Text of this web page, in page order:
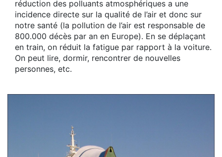
réduction des polluants atmosphériques a une
incidence directe sur la qualité de l’air et donc sur
notre santé (la pollution de l’air est responsable de
800.000 décès par an en Europe). En se déplaçant
en train, on réduit la fatigue par rapport à la voiture.
On peut lire, dormir, rencontrer de nouvelles
personnes, etc.